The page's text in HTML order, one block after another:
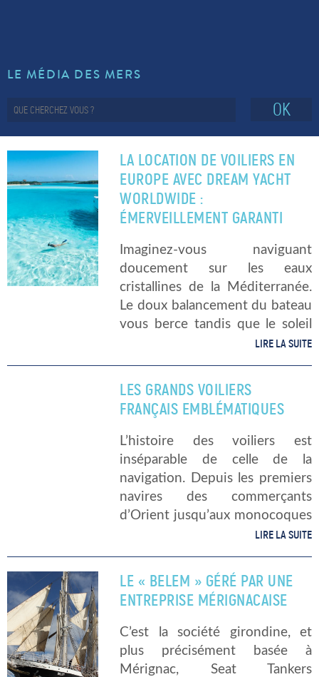
LE MÉDIA DES MERS
OK
LA LOCATION DE VOILIERS EN
EUROPE AVEC DREAM YACHT
WORLDWIDE :
ÉMERVEILLEMENT GARANTI
Imaginez-vous naviguant
doucement sur les eaux
cristallines de la Méditerranée.
Le doux balancement du bateau
vous berce tandis que le soleil
se couche à l’horizon. Celui-ci
être préférez-vous explorer les
fjords […]
LIRE LA SUITE
LES GRANDS VOILIERS
FRANÇAIS EMBLÉMATIQUES
L’histoire des voiliers est
inséparable de celle de la
navigation. Depuis les premiers
navires des commerçants
d’Orient jusqu’aux monocoques
bourrés de technologie
bien évolué. Néanmoins la base
commune demeure : ce joli
drapé qui se hisse en […]
LIRE LA SUITE
LE « BELEM » GÉRÉ PAR UNE
ENTREPRISE MÉRIGNACAISE
C’est la société girondine, et
plus précisément basée à
Mérignac, Seat Tankers